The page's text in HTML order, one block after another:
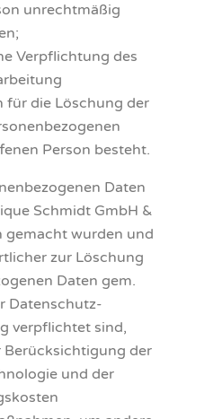
unrechtmäßig
Verpflichtung des
für die Löschung der
Person besteht.
Daten
Schmidt GmbH &
gemacht wurden und
zur Löschung
Daten gem.
Datenschutz-
verpflichtet sind,
der
und der